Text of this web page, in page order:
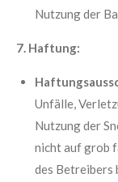
Nutzung der
7. Haftung:
Unfälle,
Nutzung der
nicht auf grob
des Betreibers